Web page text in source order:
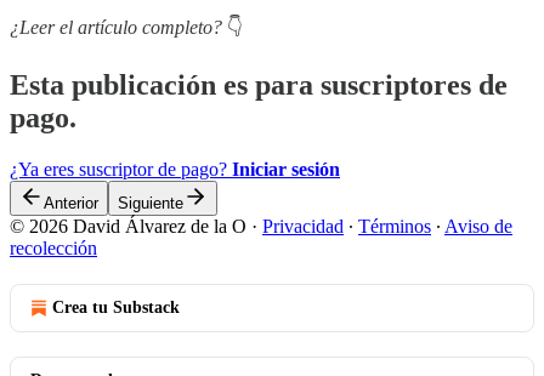
¿Leer el artículo completo? 👇
Esta publicación es para suscriptores de
pago.
¿Ya eres suscriptor de pago? Iniciar sesión
Anterior Siguiente
© 2026 David Álvarez de la O · Privacidad ∙ Términos ∙ Aviso de
recolección
Crea tu Substack